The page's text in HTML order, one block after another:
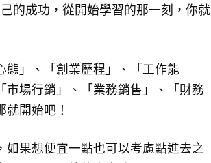
的成功，從開始學習的那一刻，你就
」、「創業歷程」、「工作能
場行銷」、「業務銷售」、「財務
開始吧！
果想便宜一點也可以考慮點進去之